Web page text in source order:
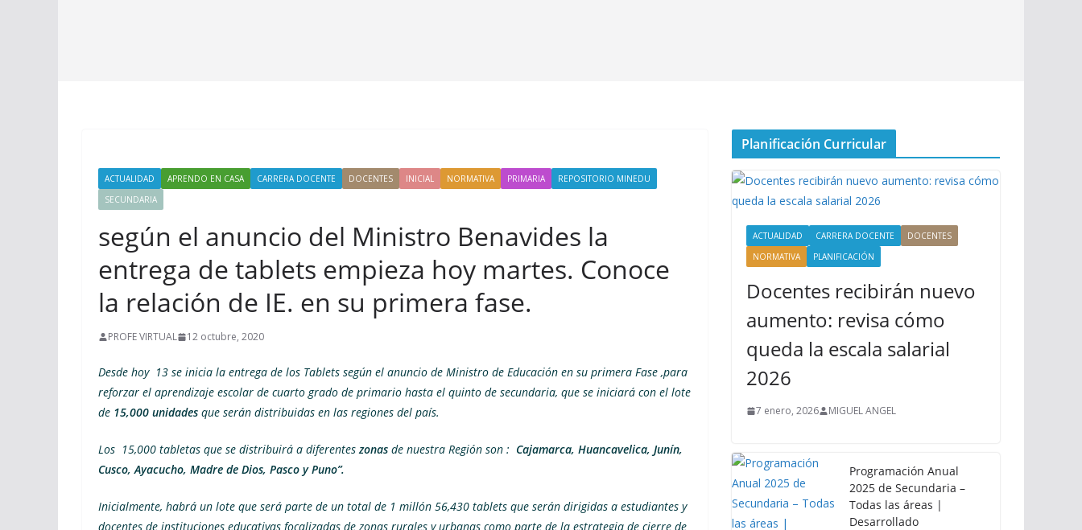
ACTUALIDAD APRENDO EN CASA CARRERA DOCENTE DOCENTES INICIAL NORMATIVA PRIMARIA
REPOSITORIO MINEDU
SECUNDARIA
según el anuncio del Ministro Benavides la
entrega de tablets empieza hoy martes. Conoce
la relación de IE. en su primera fase.
PROFE VIRTUAL 12 octubre, 2020
Desde hoy 13 se inicia la entrega de los Tablets según el anuncio de Ministro de Educación en su primera Fase ,para
reforzar el aprendizaje escolar de cuarto grado de primario hasta el quinto de secundaria, que se iniciará con el lote
de 15,000 unidades que serán distribuidas en las regiones del país.
Los 15,000 tabletas que se distribuirá a diferenteszonas de nuestra Región son : Cajamarca, Huancavelica, Junín,
Cusco, Ayacucho, Madre de Dios, Pasco y Puno”.
Inicialmente, habrá un lote que será parte de un total de 1 millón 56,430 tablets que serán dirigidas a estudiantes y
docentes de instituciones educativas focalizadas de zonas rurales y urbanas como parte de la estrategia de cierre de
Planificación Curricular
ACTUALIDAD CARRERA DOCENTE
DOCENTES
NORMATIVA
PLANIFICACIÓN
Docentes recibirán nuevo
aumento: revisa cómo
queda la escala salarial
2026
7 enero, 2026 MIGUEL ANGEL
Programación Anual
2025 de Secundaria –
Todas las áreas |
Desarrollado